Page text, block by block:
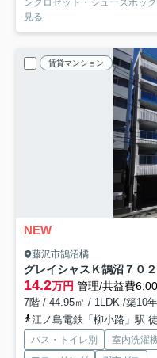
ンクロゼット・シューズボッ
見る
賃貸マンション
NEW
藤沢市鵠沼橘
グレイシャスＫ鵠沼７０２
14.2万円 管理/共益費
7階 / 44.95㎡ / 1LDK /築10年
江ノ島電鉄「柳小路」駅
バス・トイレ別 室内洗濯